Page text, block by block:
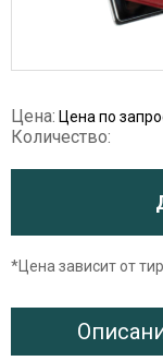
Цена: Цена по
Количество:
*Цена зависит от